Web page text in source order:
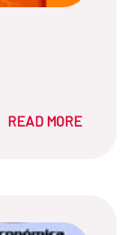
READ MORE